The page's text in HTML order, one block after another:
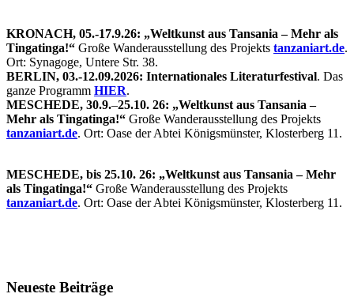
KRONACH, 05.-17.9.26: „Weltkunst aus Tansania – Mehr als
Tingatinga!“ Große Wanderausstellung des Projekts tanzaniart.de.
Ort: Synagoge, Untere Str. 38.
BERLIN, 03.-12.09.2026: Internationales Literaturfestival. Das
ganze Programm HIER.
MESCHEDE, 30.9.–25.10. 26: „Weltkunst aus Tansania –
Mehr als Tingatinga!“ Große Wanderausstellung des Projekts
tanzaniart.de. Ort: Oase der Abtei Königsmünster, Klosterberg 11.
MESCHEDE, bis 25.10. 26: „Weltkunst aus Tansania – Mehr
als Tingatinga!“ Große Wanderausstellung des Projekts
tanzaniart.de. Ort: Oase der Abtei Königsmünster, Klosterberg 11.
Neueste Beiträge